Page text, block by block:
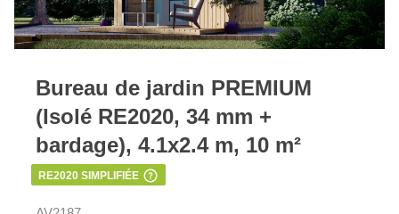
Bureau de jardin PREMIUM
(Isolé RE2020, 34 mm +
bardage), 4.1x2.4 m, 10 m²
RE2020 SIMPLIFIÉE